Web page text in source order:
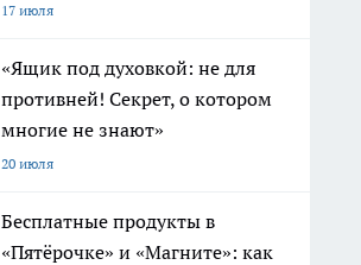
17 июля
«Ящик под духовкой: не для
противней! Секрет, о котором
многие не знают»
20 июля
Бесплатные продукты в
«Пятёрочке» и «Магните»: как